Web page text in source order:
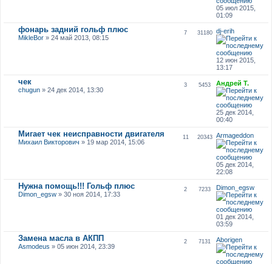
05 июл 2015,
01:09
фонарь задний гольф плюс
MikleBor» 24 май 2013, 08:15
7 31180 dj-erih
12 июн 2015,
13:17
чек
chugun» 24 дек 2014, 13:30
3 5453 Андрей Т.
25 дек 2014,
00:40
Мигает чек неисправности двигателя
Михаил Викторович » 19 мар 2014, 15:06
11 20343 Armageddon
05 дек 2014,
22:08
Нужна помощь!!! Гольф плюс
Dimon_egsw» 30 ноя 2014, 17:33
2 7233 Dimon_egsw
01 дек 2014,
03:59
Замена масла в АКПП
Asmodeus » 05 июн 2014, 23:39
2 7131 Aborigen